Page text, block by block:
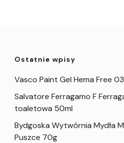
Ostatnie wpisy
Vasco Paint Gel Hema Free
Salvatore Ferragamo F
toaletowa 50ml
Bydgoska Wytwórnia Mydła
Puszce 70g